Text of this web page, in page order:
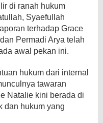
di ranah hukum
Syaefullah
terhadap Grace
Permadi Arya telah
awal pekan ini.
hukum dari internal
tawaran
Natalie kini berada di
dan hukum yang